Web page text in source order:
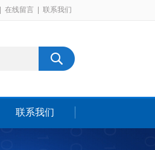
在线留言 联系我们
联系我们